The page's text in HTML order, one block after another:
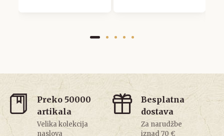
Preko 50000
artikala
Velika kolekcija
naslova
Besplatna
dostava
Za narudžbe
iznad 70 €